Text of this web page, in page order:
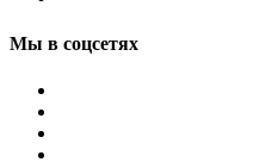
Мы в соцсетях